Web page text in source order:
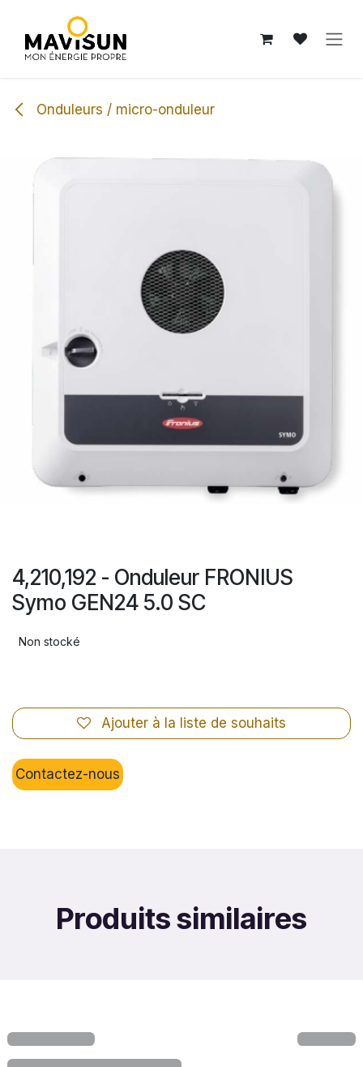
Onduleurs / micro-onduleur
4,210,192 - Onduleur FRONIUS
Symo GEN24 5.0 SC
Non stocké
Ajouter à la liste de souhaits
Contactez-nous
Produits similaires